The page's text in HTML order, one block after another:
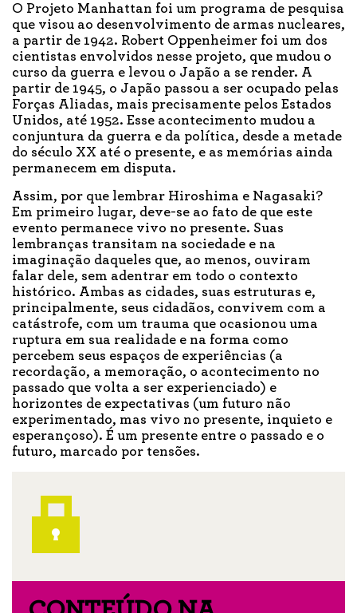
O Projeto Manhattan foi um programa de pesquisa
que visou ao desenvolvimento de armas nucleares,
a partir de 1942. Robert Oppenheimer foi um dos
cientistas envolvidos nesse projeto, que mudou o
curso da guerra e levou o Japão a se render. A
partir de 1945, o Japão passou a ser ocupado pelas
Forças Aliadas, mais precisamente pelos Estados
Unidos, até 1952. Esse acontecimento mudou a
conjuntura da guerra e da política, desde a metade
do século XX até o presente, e as memórias ainda
permanecem em disputa.
Assim, por que lembrar Hiroshima e Nagasaki?
Em primeiro lugar, deve-se ao fato de que este
evento permanece vivo no presente. Suas
lembranças transitam na sociedade e na
imaginação daqueles que, ao menos, ouviram
falar dele, sem adentrar em todo o contexto
histórico. Ambas as cidades, suas estruturas e,
principalmente, seus cidadãos, convivem com a
catástrofe, com um trauma que ocasionou uma
ruptura em sua realidade e na forma como
percebem seus espaços de experiências (a
recordação, a memoração, o acontecimento no
passado que volta a ser experienciado) e
horizontes de expectativas (um futuro não
experimentado, mas vivo no presente, inquieto e
esperançoso). É um presente entre o passado e o
futuro, marcado por tensões.